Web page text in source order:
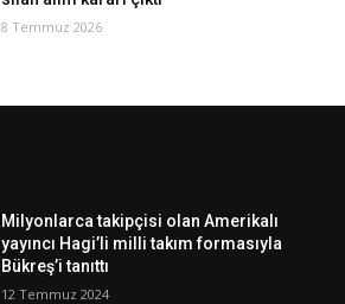
8 Temmuz 2026
Milyonlarca takipçisi olan Amerikalı
yayıncı Hagi’li milli takım formasıyla
Bükreş’i tanıttı
12 Temmuz 2024